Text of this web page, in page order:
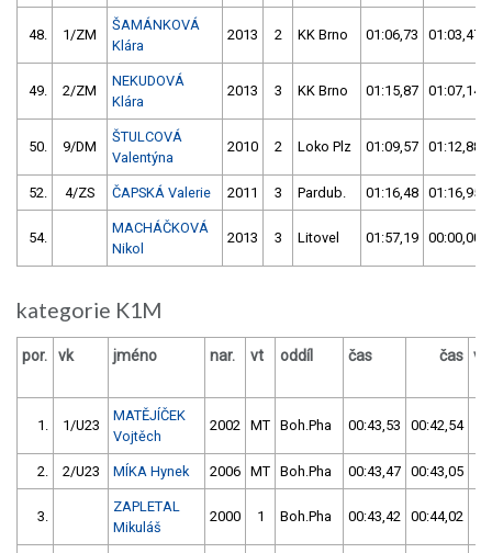
48. 1/ZM
ŠAMÁNKOVÁ
Klára
2013 2 KK Brno 01:06,73 01:03,47
49. 2/ZM
NEKUDOVÁ
Klára
2013 3 KK Brno 01:15,87 01:07,14
50. 9/DM
ŠTULCOVÁ
Valentýna
2010 2 Loko Plz 01:09,57 01:12,88
52. 4/ZS ČAPSKÁ Valerie 2011 3 Pardub. 01:16,48 01:16,95
54.
MACHÁČKOVÁ
Nikol
2013 3 Litovel 01:57,19 00:00,00
kategorie K1M
por. vk jméno nar. vt oddíl čas čas
1. 1/U23
MATĚJÍČEK
Vojtěch
2002 MT Boh.Pha 00:43,53 00:42,54
2. 2/U23 MÍKA Hynek 2006 MT Boh.Pha 00:43,47 00:43,05
3.
ZAPLETAL
Mikuláš
2000 1 Boh.Pha 00:43,42 00:44,02